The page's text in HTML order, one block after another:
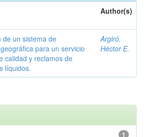
Author(s)
de un sistema de
para un servicio
calidad y reclamos de
líquidos.
Argiró,
Héctor E.
1